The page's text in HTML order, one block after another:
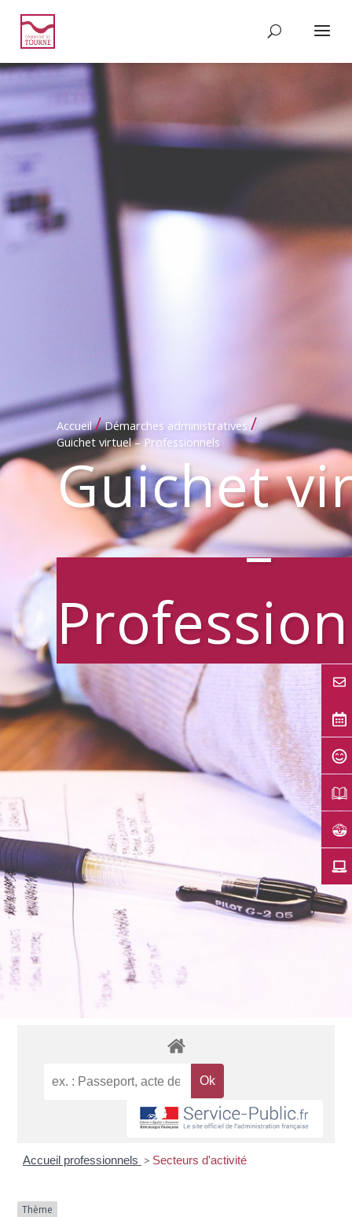
Accueil / Démarches administratives /
Guichet virtuel – Professionnels
Guichet
–
Accueil professionnels > Secteurs d'activité
Thème